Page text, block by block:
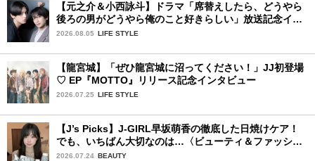
【元之介＆小西詠斗】ドラマ「席替えしたら、どうやら
後ろの男がどうやら俺のこと好きらしい」放送記念イン
タビュー♡ 「自然と詠斗くんが可愛く見えたんです」
2026.08.05 LIFE STYLE
【龍宮城】「ぜひ龍宮城に沼ってください！」JJ初登場
♡ EP『MOTTO』リリース記念インタビュー
2026.07.25 LIFE STYLE
【J’s Picks】J-GIRL早坂萌香の徹底した日焼けケア！
でも、いちばん大切なのは…〈ビューティ＆ファッショ
ン夏の必需品〉
2026.07.24 BEAUTY